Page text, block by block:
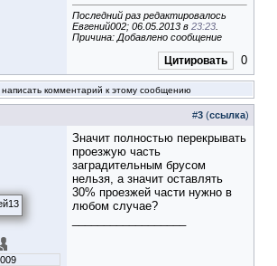
Последний раз редактировалось
Евгений002; 06.05.2013 в 23:23
Причина: Добавлено сообщение
Цитировать 0
комментарий к этому сообщению
#3 (ссылка)
Значит полностью перекрывать
проезжую часть
заградительным брусом
нельзя, а значит оставлять
30% проезжей части нужно в
любом случае?